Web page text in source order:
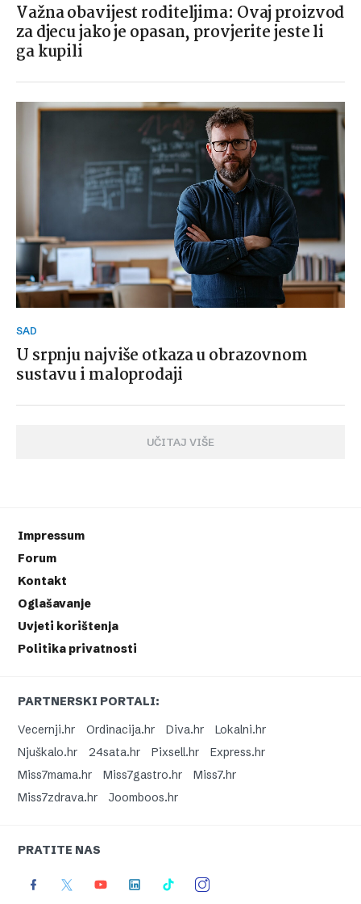
Važna obavijest roditeljima: Ovaj proizvod
za djecu jako je opasan, provjerite jeste li
ga kupili
SAD
U srpnju najviše otkaza u obrazovnom
sustavu i maloprodaji
UČITAJ VIŠE
Impressum
Forum
Kontakt
Oglašavanje
Uvjeti korištenja
Politika privatnosti
PARTNERSKI PORTALI:
Vecernji.hr
Ordinacija.hr Diva.hr
Lokalni.hr
Njuškalo.hr
24sata.hr Pixsell.hr
Express.hr
Miss7mama.hr
Miss7gastro.hr
Miss7.hr
Miss7zdrava.hr
Joomboos.hr
PRATITE NAS